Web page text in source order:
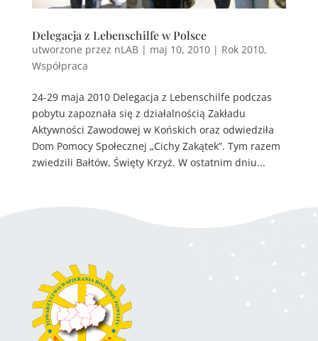
Delegacja z Lebenschilfe w Polsce
utworzone przez nLAB| maj 10, 2010| Rok 2010,
Współpraca
24-29 maja 2010 Delegacja z Lebenschilfe podczas
pobytu zapoznała się z działalnością Zakładu
Aktywności Zawodowej w Końskich oraz odwiedziła
Dom Pomocy Społecznej „Cichy Zakątek”. Tym razem
zwiedzili Bałtów, Święty Krzyż. W ostatnim dniu...